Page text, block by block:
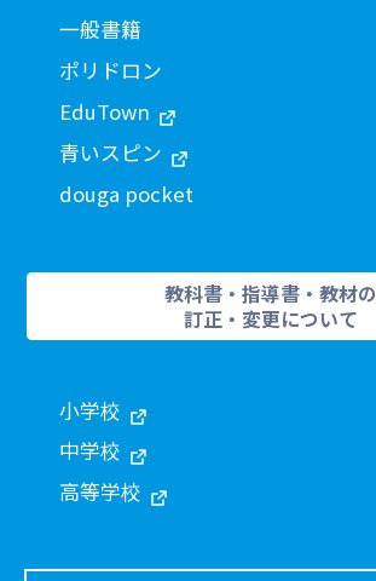
一般書籍
ポリドロン
EduTown
青いスピン
douga pocket
教科書・指導書・教材の
訂正・変更について
小学校
中学校
高等学校